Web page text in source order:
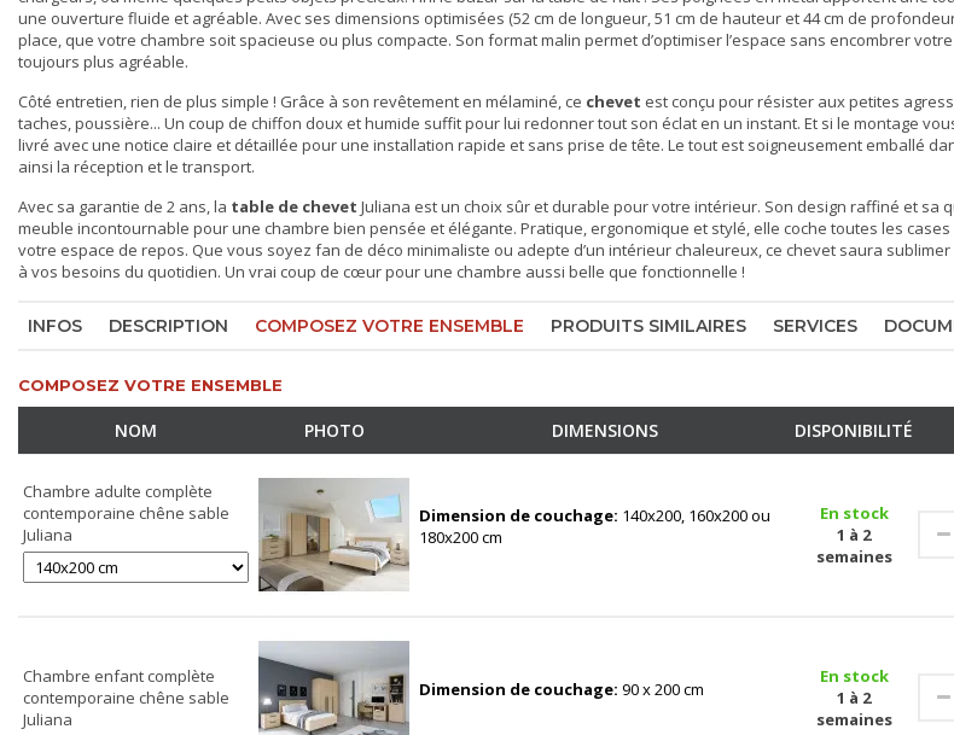
une ouverture fluide et agréable. Avec ses dimensions optimisées (52 cm de longueur, 51 cm de hauteur et 44 cm de
place, que votre chambre soit spacieuse ou plus compacte. Son format malin permet d’optimiser l’espace sans encombrer
toujours plus agréable.
Côté entretien, rien de plus simple ! Grâce à son revêtement en mélaminé, ce chevet est conçu pour résister aux petites
taches, poussière... Un coup de chiffon doux et humide suffit pour lui redonner tout son éclat en un instant. Et si le montage
livré avec une notice claire et détaillée pour une installation rapide et sans prise de tête. Le tout est soigneusement emballé
ainsi la réception et le transport.
Avec sa garantie de 2 ans, la table de chevet Juliana est un choix sûr et durable pour votre intérieur. Son design raffiné et sa
meuble incontournable pour une chambre bien pensée et élégante. Pratique, ergonomique et stylé, elle coche toutes les
votre espace de repos. Que vous soyez fan de déco minimaliste ou adepte d’un intérieur chaleureux, ce chevet saura
à vos besoins du quotidien. Un vrai coup de cœur pour une chambre aussi belle que fonctionnelle !
INFOS DESCRIPTION COMPOSEZ VOTRE ENSEMBLE PRODUITS SIMILAIRES SERVICES
COMPOSEZ VOTRE ENSEMBLE
NOM PHOTO DIMENSIONS DISPONIBILITÉ
Chambre adulte complète
contemporaine chêne sable
Juliana
Dimension de couchage: 140x200, 160x200 ou
180x200 cm
En stock
1 à 2
semaines
Chambre enfant complète
contemporaine chêne sable
Juliana
Dimension de couchage: 90 x 200 cm
En stock
1 à 2
semaines